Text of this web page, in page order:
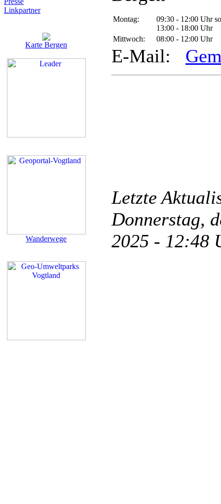
Linkpartner
Karte Bergen
Wanderwege
Montag:
09:30 - 12:00 Uhr
13:00 - 18:00 Uhr
Mittwoch:
08:00 - 12:00 Uhr
E-Mail:
Letzte
Donnerstag,
2025 -